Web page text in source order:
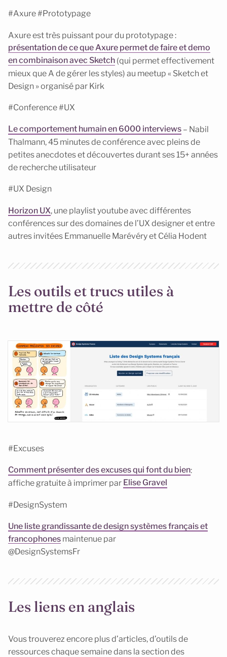
#Axure #Prototypage
Axure est très puissant pour du prototypage :
présentation de ce que Axure permet de faire et demo
en combinaison avec Sketch (qui permet effectivement
mieux que A de gérer les styles) au meetup « Sketch et
Design » organisé par Kirk
#Conference #UX
Le comportement humain en 6000 interviews – Nabil
Thalmann, 45 minutes de conférence avec pleins de
petites anecdotes et découvertes durant ses 15+ années
de recherche utilisateur
#UX Design
Horizon UX, une playlist youtube avec différentes
conférences sur des domaines de l’UX designer et entre
autres invitées Emmanuelle Marévéry et Célia Hodent
Les outils et trucs utiles à
mettre de côté
#Excuses
Comment présenter des excuses qui font du bien:
affiche gratuite à imprimer par Elise Gravel
#DesignSystem
Une liste grandissante de design systèmes français et
francophones maintenue par
@DesignSystemsFr
Les liens en anglais
Vous trouverez encore plus d’articles, d’outils de
ressources chaque semaine dans la section des